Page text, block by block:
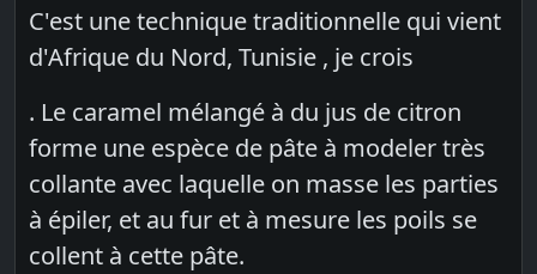
C'est une technique traditionnelle qui vient
d'Afrique du Nord, Tunisie , je crois
. Le caramel mélangé à du jus de citron
forme une espèce de pâte à modeler très
collante avec laquelle on masse les parties
à épiler, et au fur et à mesure les poils se
collent à cette pâte.